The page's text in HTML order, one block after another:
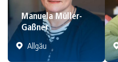
Manuela Müller-
Gaßner
Allgäu